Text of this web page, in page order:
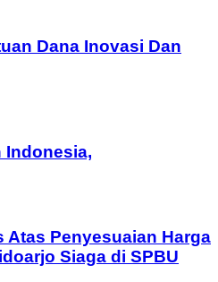
Dana Inovasi Dan
Indonesia,
Penyesuaian Harga
Siaga di SPBU